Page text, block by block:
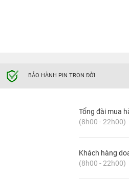
BẢO HÀNH PIN TRỌN ĐỜI
Tổng đài mua
(8h00 - 22h00)
Khách hàng
(8h00 - 22h00)